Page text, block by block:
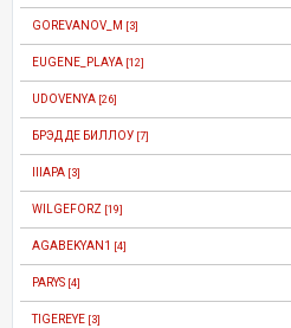
GOREVANOV_M [3]
EUGENE_PLAYA [12]
UDOVENYA [26]
БРЭД ДЕ БИЛЛОУ [7]
IIIAPA [3]
WILGEFORZ [19]
AGABEKYAN1 [4]
PARYS [4]
TIGEREYE [3]